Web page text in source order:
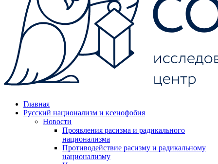
Главная
Русский национализм и ксенофобия
Новости
Проявления расизма и радикального
национализма
Противодействие расизму и радикальному
национализму